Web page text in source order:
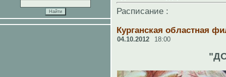
Расписание :
Курганская областная
04.10.2012 18:00